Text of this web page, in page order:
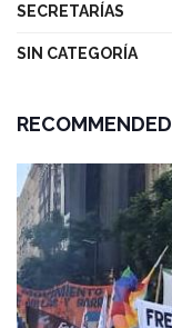
SECRETARÍAS
SIN CATEGORÍA
RECOMMENDED